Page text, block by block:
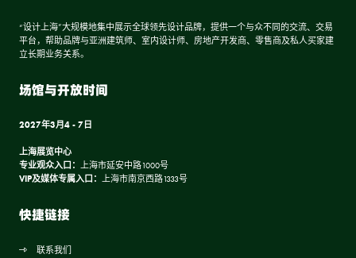
“设计上海”大规模地集中展示全球领先设计品牌，提供一个与众不同的交流、交易
平台，帮助品牌与亚洲建筑师、室内设计师、房地产开发商、零售商及私人买家建
立长期业务关系。
场馆与开放时间
2027年3月4 - 7日
上海展览中心
专业观众入口： 上海市延安中路1000号
VIP及媒体专属入口： 上海市南京西路1333号
快捷链接
联系我们